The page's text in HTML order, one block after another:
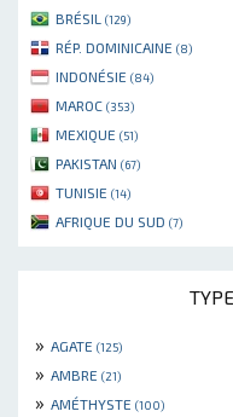
BRÉSIL (129)
RÉP. DOMINICAINE (8)
INDONÉSIE (84)
MAROC (353)
MEXIQUE (51)
PAKISTAN (67)
TUNISIE (14)
AFRIQUE DU SUD (7)
» AGATE (125)
» AMBRE (21)
» AMÉTHYSTE (100)